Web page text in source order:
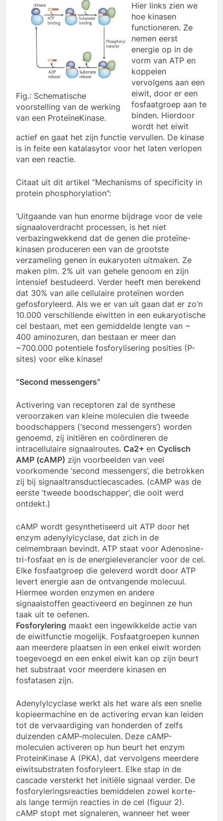
Fig.: Schematische
voorstelling van de werking
van een ProteïneKinase.
Hier links zien we
hoe kinasen
functioneren. Ze
nemen eerst
energie op in de
vorm van ATP en
koppelen
vervolgens aan een
eiwit, door er een
fosfaatgroep aan te
binden. Hierdoor
wordt het eiwit
actief en gaat het zijn functie vervullen. De kinase
is in feite een katalasytor voor het laten verlopen
van een reactie.
Citaat uit dit artikel “Mechanisms of specificity in
protein phosphorylation”:
‘Uitgaande van hun enorme bijdrage voor de vele
signaaloverdracht processen, is het niet
verbazingwekkend dat de genen die proteïne-
kinasen produceren een van de grootste
verzameling genen in eukaryoten uitmaken. Ze
maken plm. 2% uit van gehele genoom en zijn
intensief bestudeerd. Verder heeft men berekend
dat 30% van alle cellulaire proteïnen worden
gefosforyleerd. Als we er van uit gaan dat er zo’n
10.000 verschillende eiwitten in een eukaryotische
cel bestaan, met een gemiddelde lengte van ~
400 aminozuren, dan bestaan er meer dan
~700.000 potentiele fosforylisering posities (P-
sites) voor elke kinase!
“Second messengers”
Activering van receptoren zal de synthese
veroorzaken van kleine moleculen die tweede
boodschappers (‘second messengers’) worden
genoemd, zij initiëren en coördineren de
intracellulaire signaalroutes. Ca2+ en Cyclisch
AMP (cAMP) zijn voorbeelden van veel
voorkomende ‘second messengers’, die betrokken
zij bij signaaltransductiecascades. (cAMP was de
eerste ‘tweede boodschapper’, die ooit werd
ontdekt.)
cAMP wordt gesynthetiseerd uit ATP door het
enzym adenylylcyclase, dat zich in de
celmembraan bevindt. ATP staat voor Adenosine-
tri-fosfaat en is de energieleverancier voor de cel.
Elke fosfaatgroep die geleverd wordt door ATP
levert energie aan de ontvangende molecuul.
Hiermee worden enzymen en andere
signaalstoffen geactiveerd en beginnen ze hun
taak uit te oefenen.
Fosforylering maakt een ingewikkelde actie van
de eiwitfunctie mogelijk. Fosfaatgroepen kunnen
aan meerdere plaatsen in een enkel eiwit worden
toegevoegd en een enkel eiwit kan op zijn beurt
het substraat voor meerdere kinasen en
fosfatasen zijn.
Adenylylcyclase werkt als het ware als een snelle
kopieermachine en de activering ervan kan leiden
tot de vervaardiging van honderden of zelfs
duizenden cAMP-moleculen. Deze cAMP-
moleculen activeren op hun beurt het enzym
ProteinKinase A (PKA), dat vervolgens meerdere
eiwitsubstraten fosforyleert. Elke stap in de
cascade versterkt het initiële signaal verder. De
fosforyleringsreacties bemiddelen zowel korte-
als lange termijn reacties in de cel (figuur 2).
cAMP stopt met signaleren, wanneer het weer